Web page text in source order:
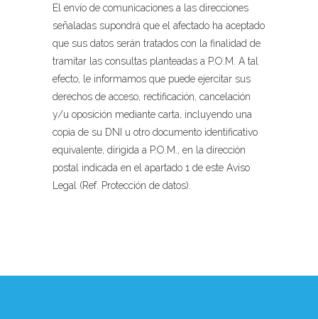
El envío de comunicaciones a las direcciones
señaladas supondrá que el afectado ha aceptado
que sus datos serán tratados con la finalidad de
tramitar las consultas planteadas a P.O.M. A tal
efecto, le informamos que puede ejercitar sus
derechos de acceso, rectificación, cancelación
y/u oposición mediante carta, incluyendo una
copia de su DNI u otro documento identificativo
equivalente, dirigida a P.O.M., en la dirección
postal indicada en el apartado 1 de este Aviso
Legal (Ref. Protección de datos).